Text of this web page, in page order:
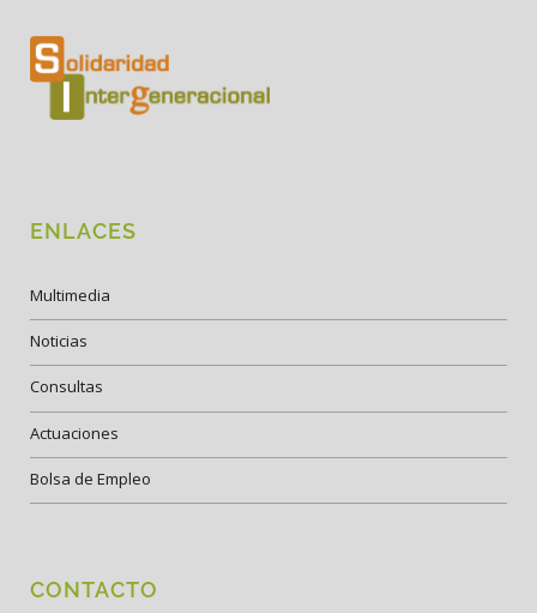
ENLACES
Multimedia
Noticias
Consultas
Actuaciones
Bolsa de Empleo
CONTACTO